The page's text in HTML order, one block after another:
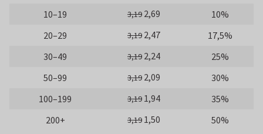
10–19
3,19 2,69
10%
20–29
3,19 2,47
17,5%
30–49
3,19 2,24
25%
50–99
3,19 2,09
30%
100–199
3,19 1,94
35%
200+
3,19 1,50 50%